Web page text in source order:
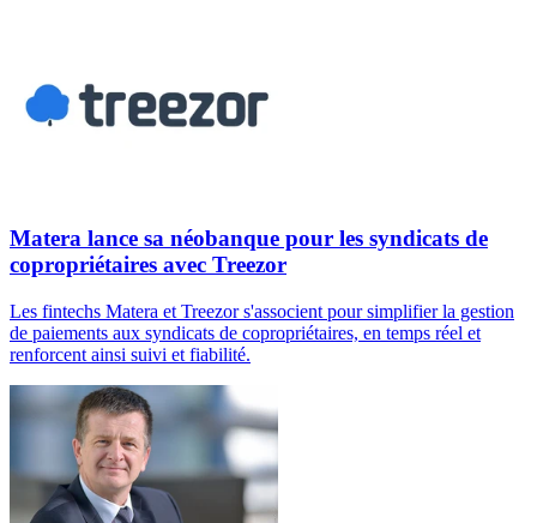
Matera lance sa néobanque pour les syndicats de
copropriétaires avec Treezor
Les fintechs Matera et Treezor s'associent pour simplifier la gestion
de paiements aux syndicats de copropriétaires, en temps réel et
renforcent ainsi suivi et fiabilité.